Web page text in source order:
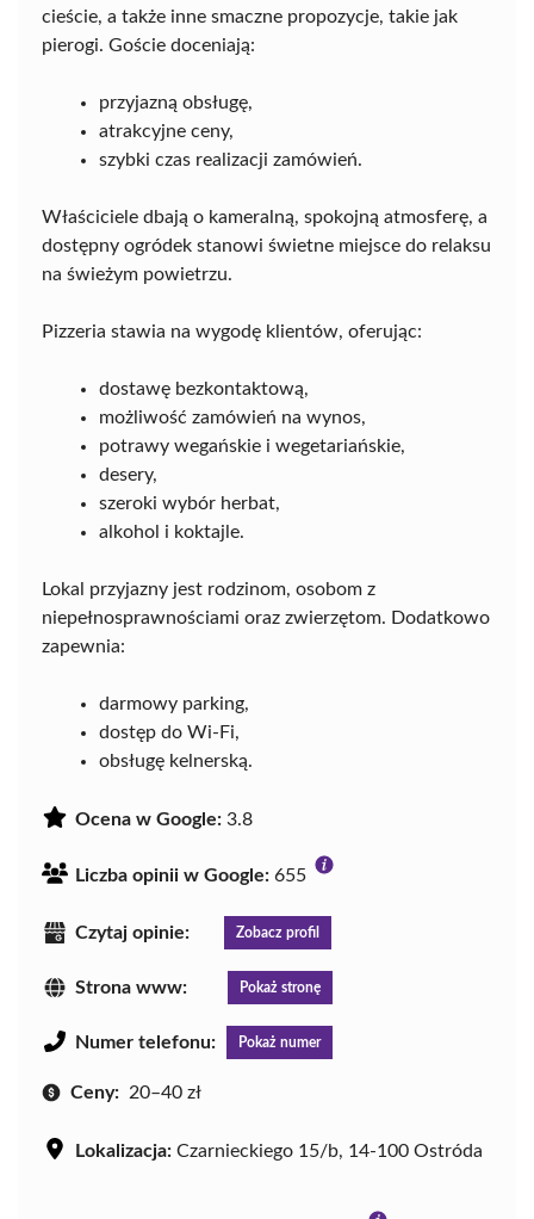
cieście, a także inne smaczne propozycje, takie jak
pierogi. Goście doceniają:
przyjazną obsługę,
atrakcyjne ceny,
szybki czas realizacji zamówień.
Właściciele dbają o kameralną, spokojną atmosferę, a
dostępny ogródek stanowi świetne miejsce do relaksu
na świeżym powietrzu.
Pizzeria stawia na wygodę klientów, oferując:
dostawę bezkontaktową,
możliwość zamówień na wynos,
potrawy wegańskie i wegetariańskie,
desery,
szeroki wybór herbat,
alkohol i koktajle.
Lokal przyjazny jest rodzinom, osobom z
niepełnosprawnościami oraz zwierzętom. Dodatkowo
zapewnia:
darmowy parking,
dostęp do Wi-Fi,
obsługę kelnerską.
Ocena w Google: 3.8
Liczba opinii w Google: 655
Czytaj opinie: Zobacz profil
Strona www: Pokaż stronę
Numer telefonu: Pokaż numer
Ceny: 20–40 zł
Lokalizacja: Czarnieckiego 15/b, 14-100 Ostróda